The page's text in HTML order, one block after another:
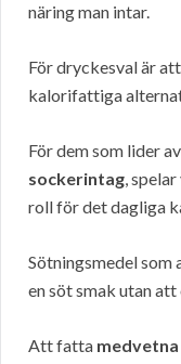
näring man intar.
För dryckesval är
kalorifattiga
För dem som lider
sockerintag,
roll för det dagliga
Sötningsmedel
en söt smak utan
Att fatta